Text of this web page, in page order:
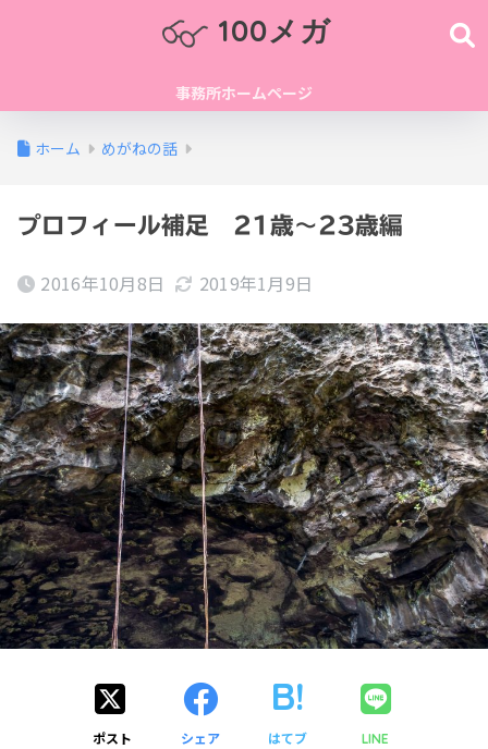
100メガ
事務所ホームページ
ホーム めがねの話
プロフィール補足 21歳～23歳編
2016年10月8日 2019年1月9日
ポスト シェア はてブ LINE